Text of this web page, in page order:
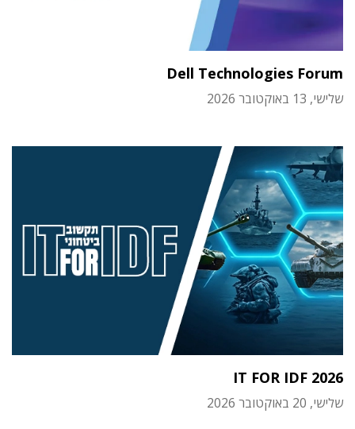
Dell Technologies Forum
שלישי, 13 באוקטובר 2026
IT FOR IDF 2026
שלישי, 20 באוקטובר 2026